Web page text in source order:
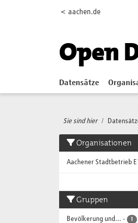
< aachen.de
Open
Datensätze
Sie sind hier
Organisationen
Aachener Stadtbetrieb
Gruppen
Bevölkerung und... - 1